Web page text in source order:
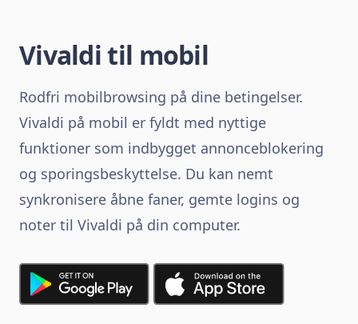
Vivaldi til mobil
Rodfri mobilbrowsing på dine betingelser.
Vivaldi på mobil er fyldt med nyttige
funktioner som indbygget annonceblokering
og sporingsbeskyttelse. Du kan nemt
synkronisere åbne faner, gemte logins og
noter til Vivaldi på din computer.